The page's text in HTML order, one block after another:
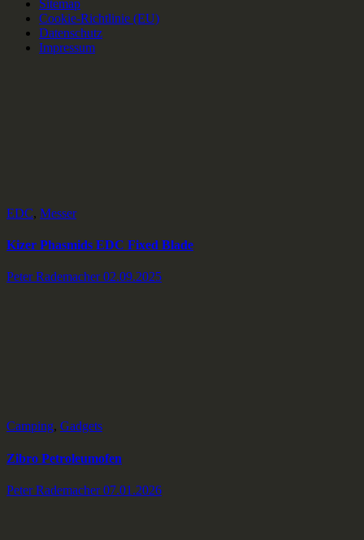
Sitemap
Cookie-Richtlinie (EU)
Datenschutz
Impressum
EDC, Messer
Kizer Phasmids EDC Fixed Blade
Peter Rademacher 02.09.2025
Camping, Gadgets
Zibro Petroleumofen
Peter Rademacher 07.01.2026